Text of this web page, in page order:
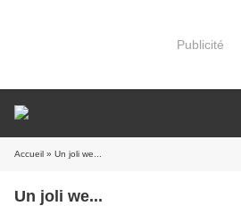
Publicité
Accueil » Un joli we...
Un joli we...